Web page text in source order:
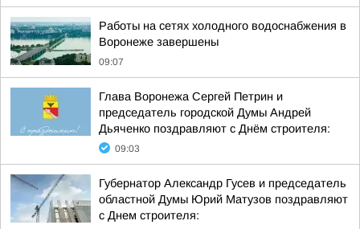
Работы на сетях холодного водоснабжения в
Воронеже завершены
09:07
Глава Воронежа Сергей Петрин и
председатель городской Думы Андрей
Дьяченко поздравляют с Днём строителя:
09:03
Губернатор Александр Гусев и председатель
областной Думы Юрий Матузов поздравляют
с Днем строителя: